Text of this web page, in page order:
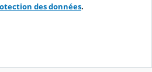
des données.